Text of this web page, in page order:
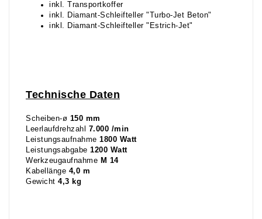
inkl. Transportkoffer
inkl. Diamant-Schleifteller "Turbo-Jet Beton"
inkl. Diamant-Schleifteller "Estrich-Jet"
Technische Daten
Scheiben-ø 150 mm
Leerlaufdrehzahl 7.000 /min
Leistungsaufnahme 1800 Watt
Leistungsabgabe 1200 Watt
Werkzeugaufnahme M 14
Kabellänge 4,0 m
Gewicht 4,3 kg